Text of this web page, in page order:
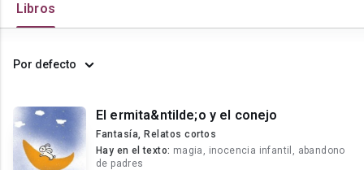
Libros
Por defecto
El ermita&ntilde;o y el conejo
Fantasía, Relatos cortos
Hay en el texto: magia, inocencia infantil, abandono
de padres